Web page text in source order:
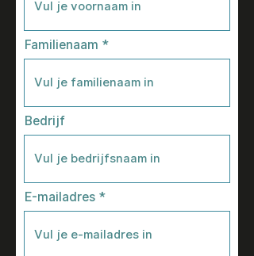
Familienaam
Bedrijf
E-mailadres